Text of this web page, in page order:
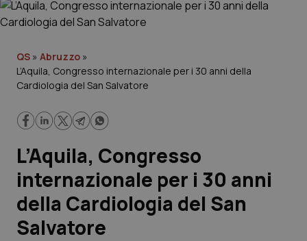
Governo e Parlamento
Regioni e Asl
Lavoro e Professioni
Scienza e Farmaci
Studi e Analisi
QS » Abruzzo »
L’Aquila, Congresso internazionale per i 30 anni della
Cardiologia del San Salvatore
L’Aquila, Congresso
internazionale per i 30 anni
della Cardiologia del San
Salvatore